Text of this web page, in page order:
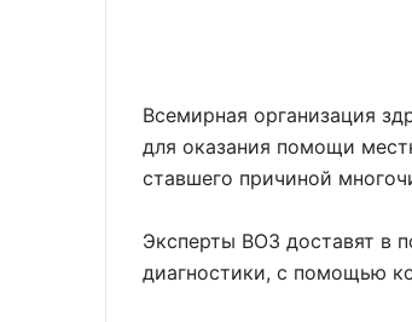
Всемирная организация
для оказания помощи
ставшего причиной
Эксперты ВОЗ доставят в
диагностики, с помощью